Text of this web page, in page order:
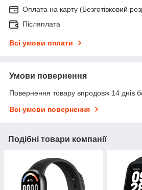
Оплата на карту (Безготівковий
Післяплата
Всі умови оплати
Умови повернення
Повернення товару впродовж 14 днів
Всі умови повернення
Подібні товари компанії